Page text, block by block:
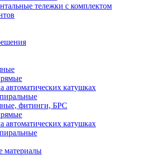
тележки с комплектом
автоматических катушках
фитинги, БРС
автоматических катушках
материалы